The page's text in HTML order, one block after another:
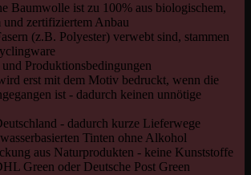
Baumwolle ist zu 100% aus biologischem,
zertifiziertem Anbau
(z.B. Polyester) verwebt sind, stammen
Produktionsbedingungen
erst mit dem Motiv bedruckt, wenn die
ist - dadurch keinen unnötige
- dadurch kurze Lieferwege
Tinten ohne Alkohol
aus Naturprodukten - keine Kunststoffe
Green oder Deutsche Post Green